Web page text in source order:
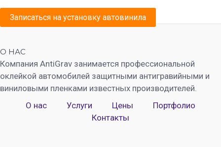
Записаться на установку автовинила
О НАС
Компания AntiGrav занимается профессиональной
оклейкой автомобилей защитными антигравийными и
виниловыми пленками известных производителей.
О нас
Услуги Цены
Портфолио
Контакты